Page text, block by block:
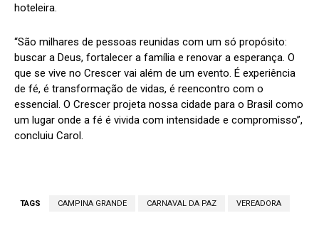
hoteleira.
“São milhares de pessoas reunidas com um só propósito:
buscar a Deus, fortalecer a família e renovar a esperança. O
que se vive no Crescer vai além de um evento. É experiência
de fé, é transformação de vidas, é reencontro com o
essencial. O Crescer projeta nossa cidade para o Brasil como
um lugar onde a fé é vivida com intensidade e compromisso”,
concluiu Carol.
TAGS CAMPINA GRANDE CARNAVAL DA PAZ VEREADORA